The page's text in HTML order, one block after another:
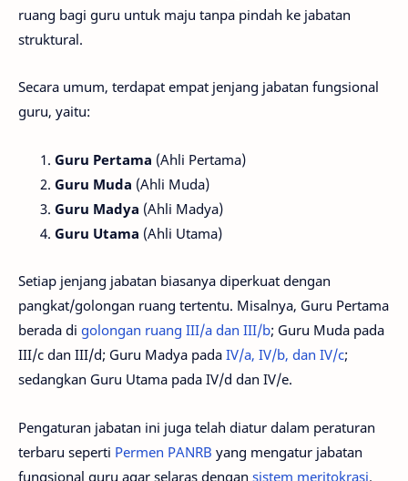
ruang bagi guru untuk maju tanpa pindah ke jabatan
struktural.
Secara umum, terdapat empat jenjang jabatan fungsional
guru, yaitu:
Guru Pertama (Ahli Pertama)
Guru Muda (Ahli Muda)
Guru Madya (Ahli Madya)
Guru Utama (Ahli Utama)
Setiap jenjang jabatan biasanya diperkuat dengan
pangkat/golongan ruang tertentu. Misalnya, Guru Pertama
berada di golongan ruang III/a dan III/b; Guru Muda pada
III/c dan III/d; Guru Madya pada IV/a, IV/b, dan IV/c;
sedangkan Guru Utama pada IV/d dan IV/e.
Pengaturan jabatan ini juga telah diatur dalam peraturan
terbaru seperti Permen PANRB yang mengatur jabatan
fungsional guru agar selaras dengan sistem meritokrasi.